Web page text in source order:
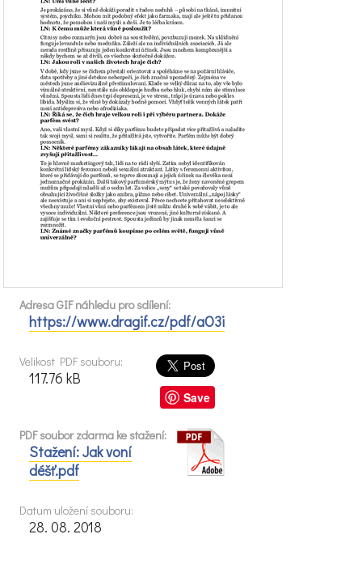
Adresa GIF náhledu pro sdílení:
https://www.dragif.cz/pdf/aO3i
Save
Velikost PDF souboru:
117.76 kB
PDF soubor zdarma ke stažení:
Stažení: Jak voní
déšť.pdf
Datum uložení souboru:
28. 08. 2018